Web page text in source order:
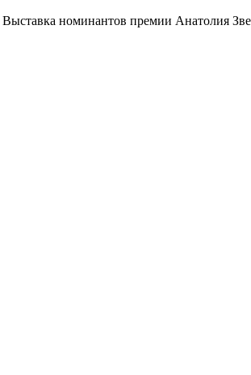
Выставка номинантов премии Анатолия